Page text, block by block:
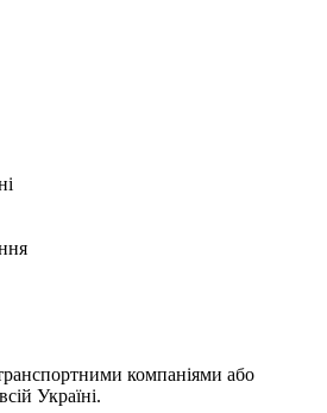
компаніями або
Україні.